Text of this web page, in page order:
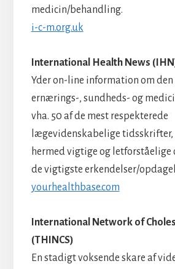
medicin/behandling.
i-c-m.org.uk
International Health News
Yder on-line information om den
ernærings-, sundheds- og
vha. 50 af de mest respekterede
lægevidenskabelige tidsskrifter,
hermed vigtige og letforståelige
de vigtigste erkendelser/
yourhealthbase.com
International Network of
(THINCS)
En stadigt voksende skare af